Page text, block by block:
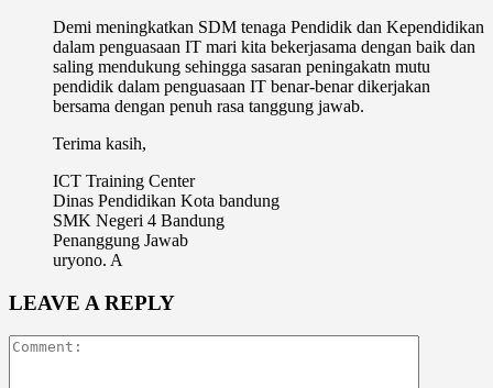
Demi meningkatkan SDM tenaga Pendidik dan Kependidikan
dalam penguasaan IT mari kita bekerjasama dengan baik dan
saling mendukung sehingga sasaran peningakatn mutu
pendidik dalam penguasaan IT benar-benar dikerjakan
bersama dengan penuh rasa tanggung jawab.
Terima kasih,
ICT Training Center
Dinas Pendidikan Kota bandung
SMK Negeri 4 Bandung
Penanggung Jawab
uryono. A
LEAVE A REPLY